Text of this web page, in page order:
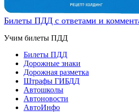
Билеты ПДД с ответами и
Учим билеты ПДД
Билеты ПДД
Дорожные знаки
Дорожная разметка
Штрафы ГИБДД
Автошколы
Автоновости
АвтоИнфо